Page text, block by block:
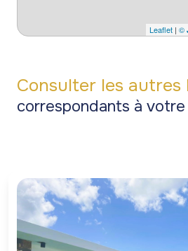
Leaflet | ©
Consulter les autres
correspondants à